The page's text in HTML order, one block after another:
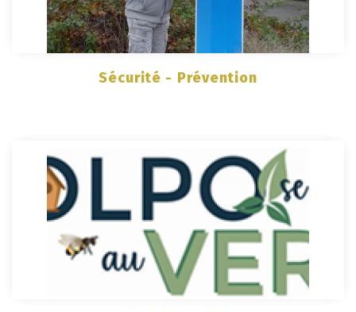
Sécurité - Prévention